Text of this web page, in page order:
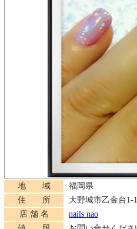
地 域
福岡県
住 所
大野城市乙金台1-
店 舗 名
nails nao